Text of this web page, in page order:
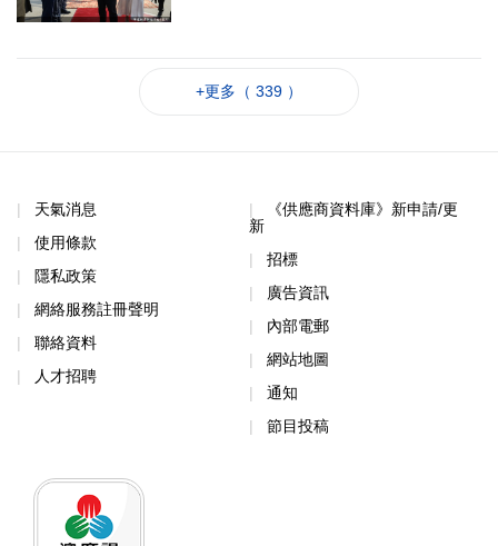
+更多（ 339 ）
天氣消息
使用條款
隱私政策
網絡服務註冊聲明
聯絡資料
人才招聘
《供應商資料庫》新申請/更
新
招標
廣告資訊
內部電郵
網站地圖
通知
節目投稿